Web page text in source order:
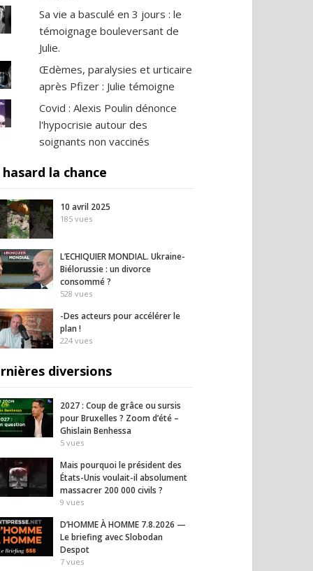
chinois s’en
riches :
bloquées,
interdites
la mort de la peur
16 vues
Sa vie a basculé en 3 jours : le
témoignage bouleversant de
Julie.
Œdèmes, paralysies et urticaire
après Pfizer : Julie témoigne
Covid : Alexis Poulin dénonce
l'hypocrisie autour des
soignants non vaccinés
hasard la chance
10 avril 2025
185 vues
L’ECHIQUIER MONDIAL. Ukraine-
Biélorussie : un divorce
consommé ?
528 vues
-Des acteurs pour accélérer le
plan !
224 vues
diversions
2027 : Coup de grâce ou sursis
pour Bruxelles ? Zoom d’été –
Ghislain Benhessa
5 vues
Mais pourquoi le président des
États-Unis voulait-il absolument
massacrer 200 000 civils ?
9 vues
D’HOMME À HOMME 7.8.2026 —
Le briefing avec Slobodan
Despot
7 vues